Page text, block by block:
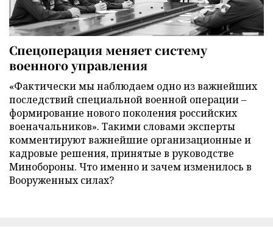
Спецоперация меняет систему
военного управления
«Фактически мы наблюдаем одно из важнейших
последствий специальной военной операции –
формирование нового поколения российских
военачальников». Такими словами эксперты
комментируют важнейшие организационные и
кадровые решения, принятые в руководстве
Минобороны. Что именно и зачем изменилось в
Вооруженных силах?